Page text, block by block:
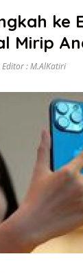
ke
Mirip
: M.AlKatiri